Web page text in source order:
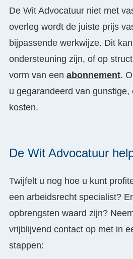
De Wit Advocatuur niet met
overleg wordt de juiste prijs
bijpassende werkwijze. Dit
ondersteuning zijn, of op
vorm van een abonnement.
u gegarandeerd van
kosten.
De Wit Advocatuur
Twijfelt u nog hoe u kunt
een arbeidsrecht specialist?
opbrengsten waard zijn?
vrijblijvend contact op met in
stappen: